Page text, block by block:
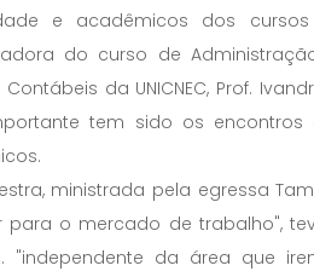
e acadêmicos dos
do curso de
Contábeis da UNICNEC, Prof.
tem sido os
ministrada pela egressa
para o mercado de trabalho",
"independente da área que